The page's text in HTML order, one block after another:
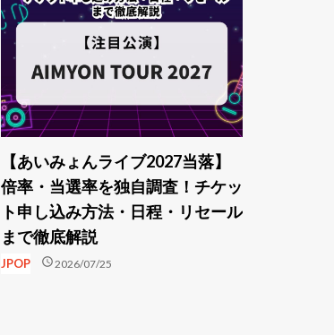
【あいみょんライブ2027当落】
倍率・当選率を独自調査！チケッ
ト申し込み方法・日程・リセール
まで徹底解説
JPOP schedule2026/07/25